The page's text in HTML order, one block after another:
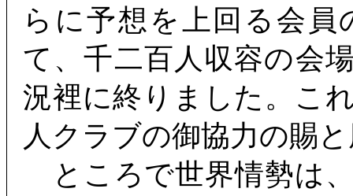
らに予想を上回る会
て、千二百人収容の会
況裡に終りました。こ
人クラブの御協力の賜
ところで世界情勢は